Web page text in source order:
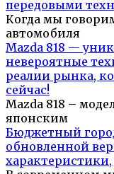
передовыми
Когда мы
автомобиля
Mazda 818 —
невероятные
реалии рынка,
сейчас!
Mazda 818 –
японским
Бюджетный
обновленной